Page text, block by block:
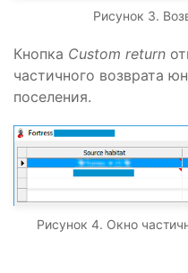
Рисунок 3.
Кнопка Custom return
частичного возврата
поселения.
Рисунок 4. Окно